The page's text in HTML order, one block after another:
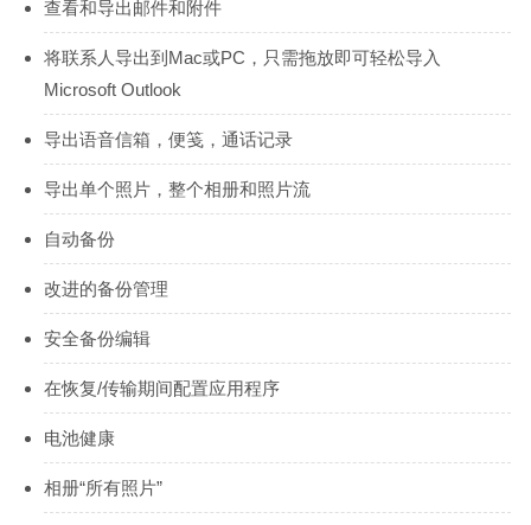
查看和导出邮件和附件
将联系人导出到Mac或PC，只需拖放即可轻松导入
Microsoft Outlook
导出语音信箱，便笺，通话记录
导出单个照片，整个相册和照片流
自动备份
改进的备份管理
安全备份编辑
在恢复/传输期间配置应用程序
电池健康
相册“所有照片”